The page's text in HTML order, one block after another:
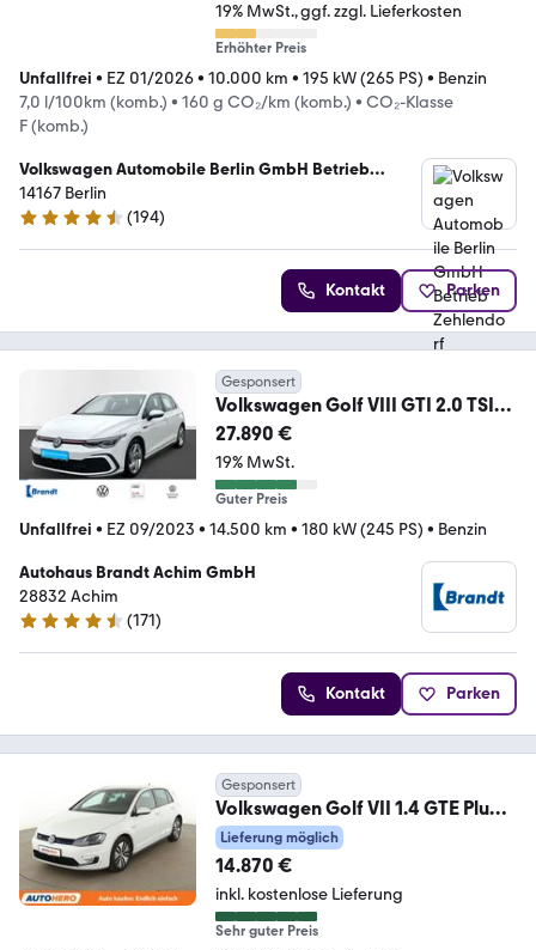
19% MwSt. ggf. zzgl. Lieferkosten
Erhöhter Preis
Unfallfrei • EZ 01/2026• 10.000 km • 195 kW (265 PS) • Benzin
7,0 l/100km (komb.) • 160 g CO₂/km (komb.) • CO₂-Klasse
F (komb.)
Volkswagen Automobile Berlin GmbH Betrieb
Zehlendorf
14167 Berlin
4.4 Sterne
(194)
Kontakt Parken
Gesponsert
Volkswagen Golf VIII GTI 2.0 TSI
DSG+LED+APP-CON.+DIGI.CP
27.890 €
19% MwSt.
Guter Preis
Unfallfrei • EZ 09/2023 • 14.500 km • 180 kW (245 PS) • Benzin
Autohaus Brandt Achim GmbH
28832 Achim
4.7 Sterne
(171)
Kontakt Parken
Gesponsert
Volkswagen Golf VII 1.4 GTE Plug-
In Hybrid Aut.*ACC*PDC*SHZ
Lieferung möglich
14.870 €
inkl. kostenlose Lieferung
Sehr guter Preis